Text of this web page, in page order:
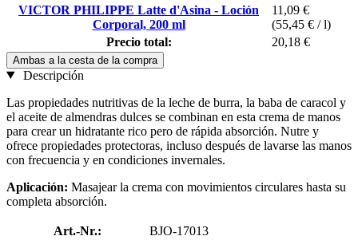
VICTOR PHILIPPE Latte d'Asina - Loción
Corporal, 200 ml
11,09 €
(55,45 € / l)
Precio total:
20,18 €
Ambas a la cesta de la compra
Descripción
Las propiedades nutritivas de la leche de burra, la baba de caracol y
el aceite de almendras dulces se combinan en esta crema de manos
para crear un hidratante rico pero de rápida absorción. Nutre y
ofrece propiedades protectoras, incluso después de lavarse las manos
con frecuencia y en condiciones invernales.
Aplicación: Masajear la crema con movimientos circulares hasta su
completa absorción.
Art.-Nr.:
BJO-17013